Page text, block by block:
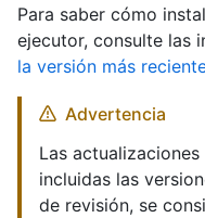
Para saber cómo
ejecutor, consulte las
la versión más
Advertencia
Las
incluidas las
de revisión, se